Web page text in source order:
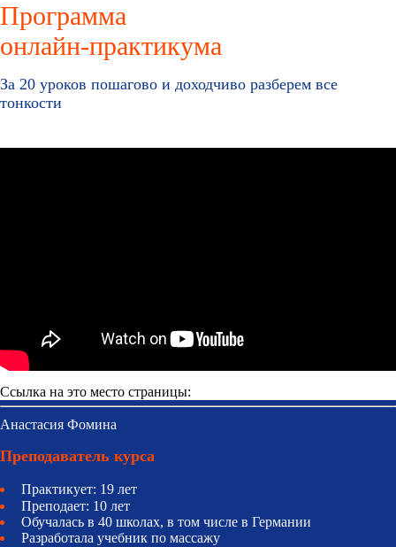
Программа
онлайн-практикума
За 20 уроков пошагово и доходчиво разберем все
тонкости
Ссылка на это место страницы:
Анастасия Фомина
Преподаватель курса
Практикует: 19 лет
Преподает: 10 лет
Обучалась в 40 школах, в том числе в Германии
Разработала учебник по массажу